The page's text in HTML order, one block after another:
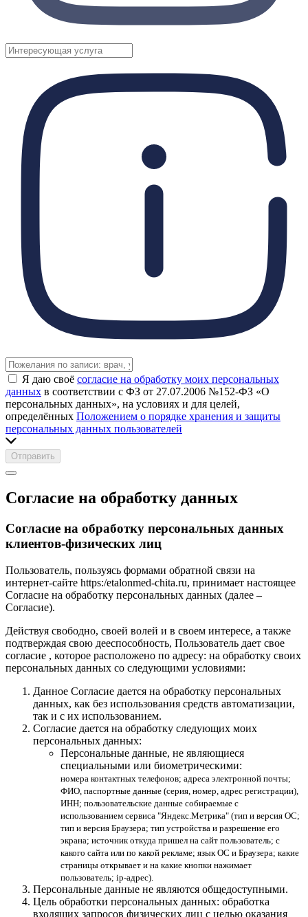
Я даю своё согласие на обработку моих персональных
данных в соответствии с ФЗ от 27.07.2006 №152-ФЗ «О
персональных данных», на условиях и для целей,
определённых Положением о порядке хранения и защиты
персональных данных пользователей
Отправить
Согласие на обработку данных
Согласие на обработку персональных данных
клиентов-физических лиц
Пользователь, пользуясь формами обратной связи на
интернет-сайте https:/etalonmed-chita.ru, принимает настоящее
Согласие на обработку персональных данных (далее –
Согласие).
Действуя свободно, своей волей и в своем интересе, а также
подтверждая свою дееспособность, Пользователь дает свое
согласие , которое расположено по адресу: на обработку своих
персональных данных со следующими условиями:
Данное Согласие дается на обработку персональных
данных, как без использования средств автоматизации,
так и с их использованием.
Согласие дается на обработку следующих моих
персональных данных:
Персональные данные, не являющиеся
специальными или биометрическими:
номера контактных телефонов; адреса электронной почты;
ФИО, паспортные данные (серия, номер, адрес регистрации),
ИНН; пользовательские данные собираемые с
использованием сервиса "Яндекс.Метрика" (тип и версия ОС;
тип и версия Браузера; тип устройства и разрешение его
экрана; источник откуда пришел на сайт пользователь; с
какого сайта или по какой рекламе; язык ОС и Браузера; какие
страницы открывает и на какие кнопки нажимает
пользователь; ip-адрес).
Персональные данные не являются общедоступными.
Цель обработки персональных данных: обработка
входящих запросов физических лиц с целью оказания